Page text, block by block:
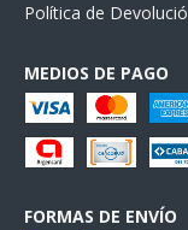
Política de
MEDIOS DE PAGO
FORMAS DE ENVÍO